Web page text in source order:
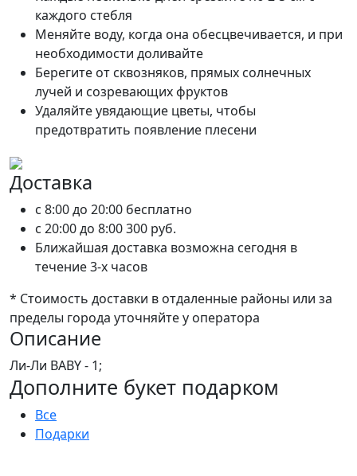
каждого стебля
Меняйте воду, когда она обесцвечивается, и при
необходимости доливайте
Берегите от сквозняков, прямых солнечных
лучей и созревающих фруктов
Удаляйте увядающие цветы, чтобы
предотвратить появление плесени
Доставка
c 8:00 до 20:00 бесплатно
c 20:00 до 8:00300 руб.
Ближайшая доставка возможна сегодня в
течение 3-х часов
* Стоимость доставки в отдаленные районы или за
пределы города уточняйте у оператора
Описание
Ли-Ли BABY - 1;
Дополните букет подарком
Все
Подарки